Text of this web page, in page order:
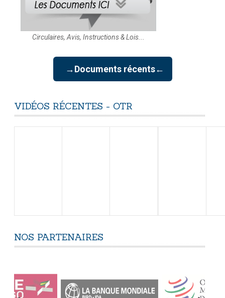
Circulaires, Avis, Instructions & Lois...
→Documents récents←
VIDÉOS RÉCENTES - OTR
NOS PARTENAIRES